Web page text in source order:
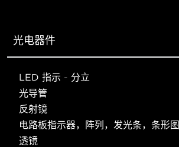
光电器件
LED 指示 - 分立
光导管
反射镜
电路板指示器，阵列，发光条，条形图
透镜